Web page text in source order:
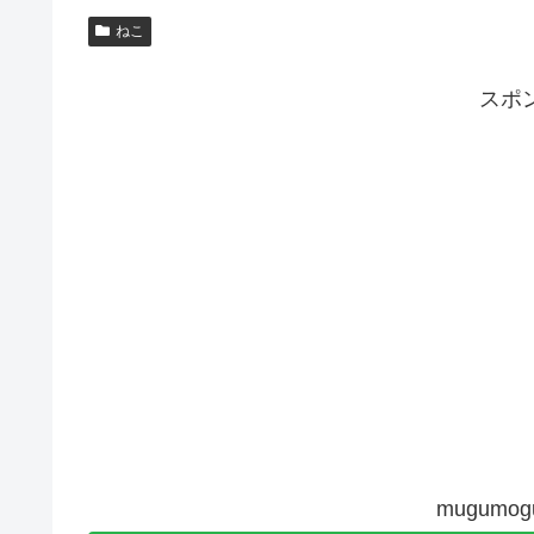
ねこ
スポ